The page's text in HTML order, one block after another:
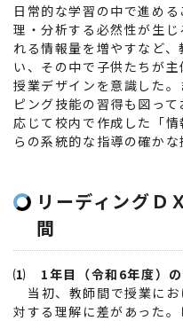
日常的な学習の中で進め
理・分析する必然性が生
れる情報量を増やすなど
い、その中で子供たちが
授業デザインを意識した
ピング技能の習得も図っ
応じて校内で作成した「
らの系統的な指導の確かな
リーディングＤ
間
⑴ 1年目（令和6年度）の
当初、教師間で授業に
対する理解に差があった